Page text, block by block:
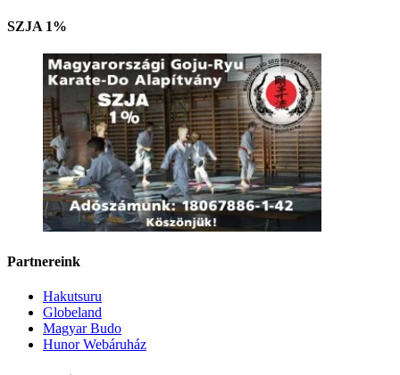
SZJA 1%
Partnereink
Hakutsuru
Globeland
Magyar Budo
Hunor Webáruház